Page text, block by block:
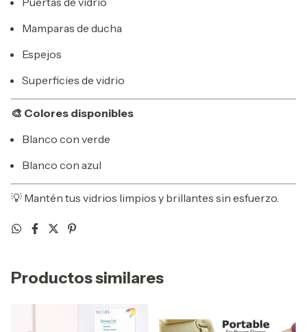
Mamparas de ducha
Espejos
Superficies de vidrio
🎨 Colores disponibles
Blanco con verde
Blanco con azul
💡 Mantén tus vidrios limpios y brillantes sin esfuerzo.
Productos similares